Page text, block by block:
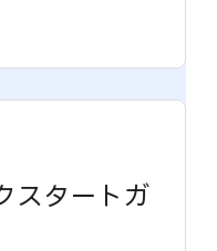
スタートガ